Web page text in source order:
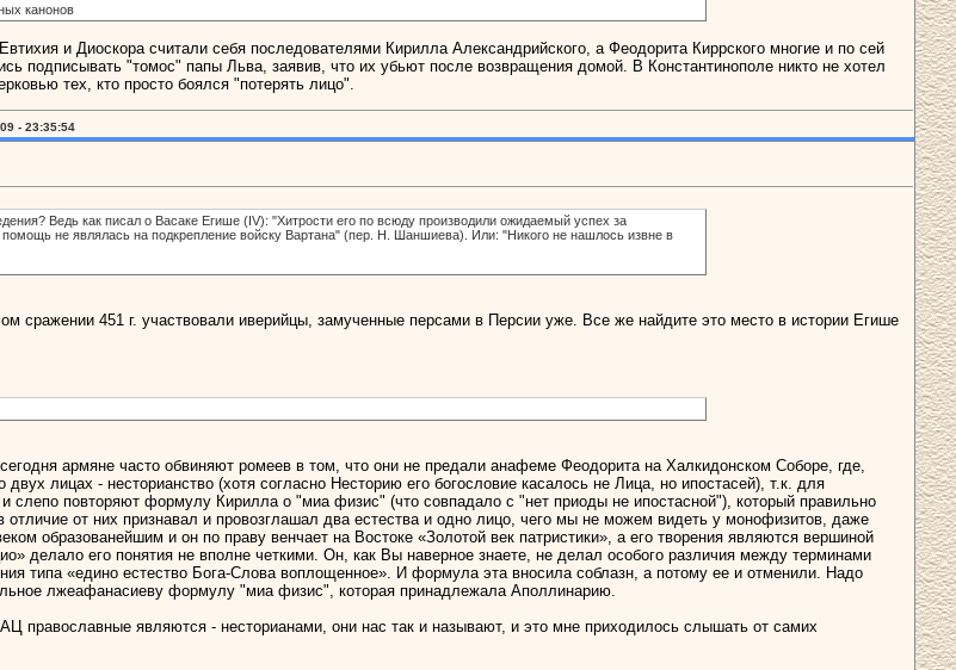
канонов
и Диоскора считали себя последователями Кирилла Александрийского, а Феодорита Киррского многие и по сей
подписывать "томос" папы Льва, заявив, что их убьют после возвращения домой. В Константинополе никто не хотел
тех, кто просто боялся "потерять лицо".
- 23:35:54
Ведь как писал о Васаке Егише (IV): "Хитрости его по всюду производили ожидаемый успех за
не являлась на подкрепление войску Вартана" (пер. Н. Шаншиева). Или: "Никого не нашлось извне в
сражении 451 г. участвовали иверийцы, замученные персами в Персии уже. Все же найдите это место в истории Егише
армяне часто обвиняют ромеев в том, что они не предали анафеме Феодорита на Халкидонском Соборе, где,
лицах - несторианство (хотя согласно Несторию его богословие касалось не Лица, но ипостасей), т.к. для
слепо повторяют формулу Кирилла о "миа физис" (что совпадало с "нет приоды не ипостасной"), который правильно
от них признавал и провозглашал два естества и одно лицо, чего мы не можем видеть у монофизитов, даже
образованейшим и он по праву венчает на Востоке «Золотой век патристики», а его творения являются вершиной
делало его понятия не вполне четкими. Он, как Вы наверное знаете, не делал особого различия между терминами
типа «едино естество Бога-Слова воплощенное». И формула эта вносила соблазн, а потому ее и отменили. Надо
лжеафанасиеву формулу "миа физис", которая принадлежала Аполлинарию.
православные являются - несторианами, они нас так и называют, и это мне приходилось слышать от самих